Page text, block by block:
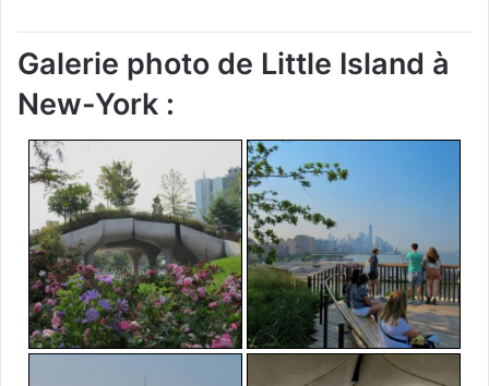
Galerie photo de Little Island à
New-York :